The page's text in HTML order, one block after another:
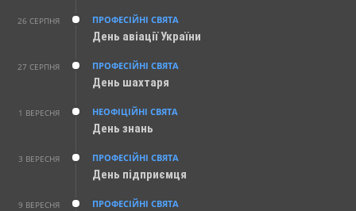
26 СЕРПНЯ ПРОФЕСІЙНІ СВЯТА
День авіації України
27 СЕРПНЯ ПРОФЕСІЙНІ СВЯТА
День шахтаря
1 ВЕРЕСНЯ НЕОФІЦІЙНІ СВЯТА
День знань
3 ВЕРЕСНЯ ПРОФЕСІЙНІ СВЯТА
День підприємця
9 ВЕРЕСНЯ ПРОФЕСІЙНІ СВЯТА